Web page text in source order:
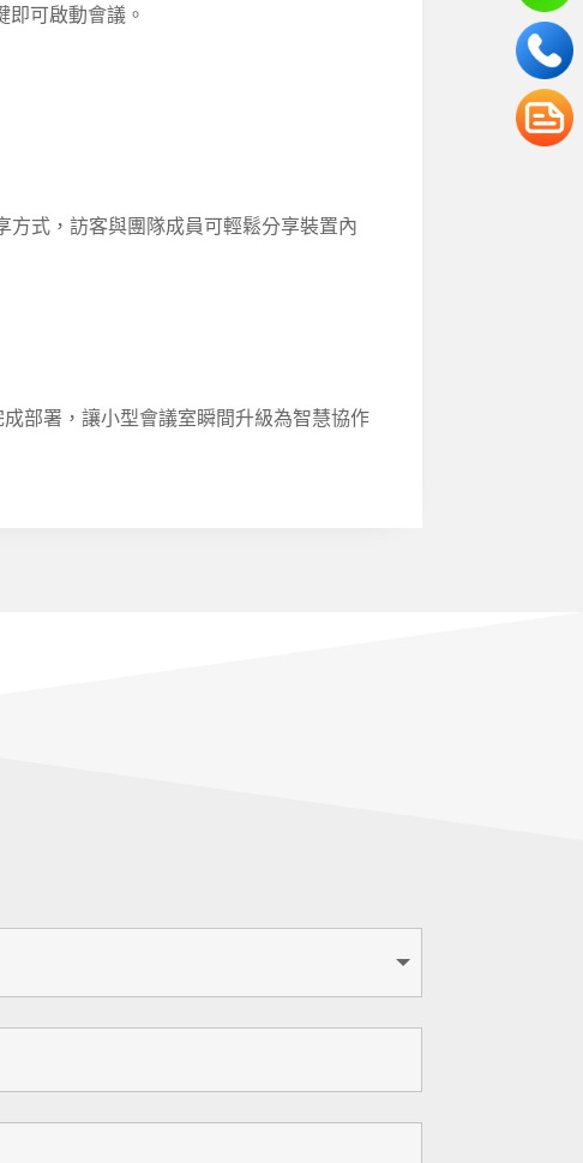
可啟動會議。
式，訪客與團隊成員可輕鬆分享裝置內
部署，讓小型會議室瞬間升級為智慧協作